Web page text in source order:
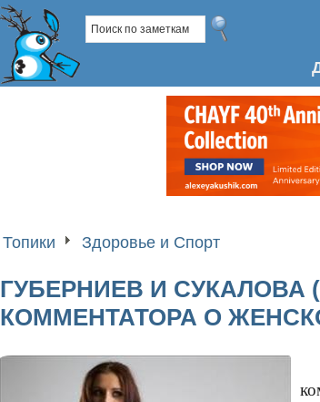
Топики Здоровье и Спорт
ГУБЕРНИЕВ И
КОММЕНТАТОРА О